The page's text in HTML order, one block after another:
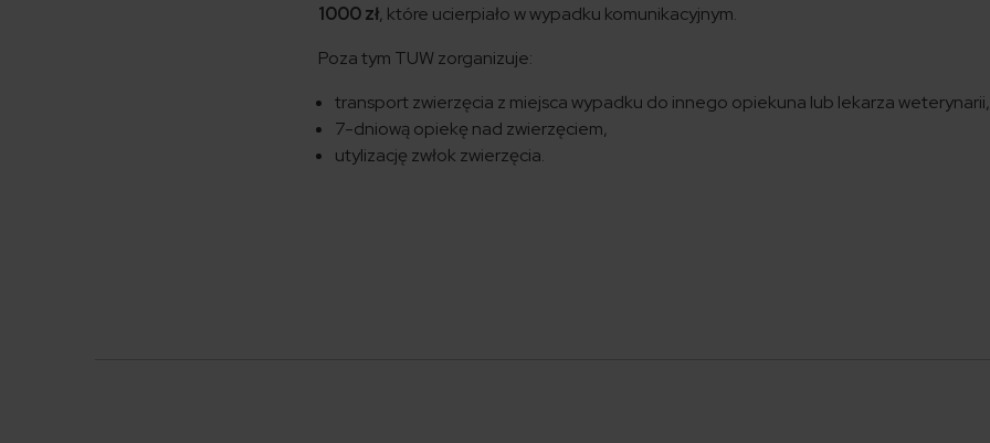
1000 zł, które ucierpiało w wypadku komunikacyjnym.
Poza tym TUW zorganizuje:
transport zwierzęcia z miejsca wypadku do innego opiekuna lub lekarza weterynarii,
7-dniową opiekę nad zwierzęciem,
utylizację zwłok zwierzęcia.